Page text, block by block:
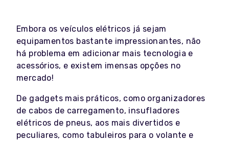
Embora os veículos elétricos já sejam
equipamentos bastante impressionantes, não
há problema em adicionar mais tecnologia e
acessórios, e existem imensas opções no
mercado!
De gadgets mais práticos, como organizadores
de cabos de carregamento, insufladores
elétricos de pneus, aos mais divertidos e
peculiares, como tabuleiros para o volante e